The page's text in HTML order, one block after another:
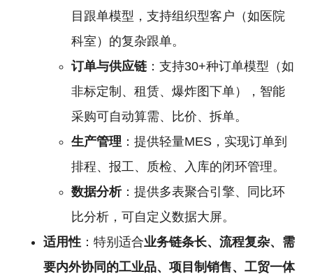
目跟单模型，支持组织型客户（如医院
科室）的复杂跟单。
订单与供应链 ：支持30+种订单模型（如
非标定制、租赁、爆炸图下单），智能
采购可自动算需、比价、拆单。
生产管理 ：提供轻量MES，实现订单到
排程、报工、质检、入库的闭环管理。
数据分析：提供多表聚合引擎、同比环
比分析，可自定义数据大屏。
适用性 ：特别适合业务链条长、流程复杂、需
要内外协同的工业品、项目制销售、工贸一体